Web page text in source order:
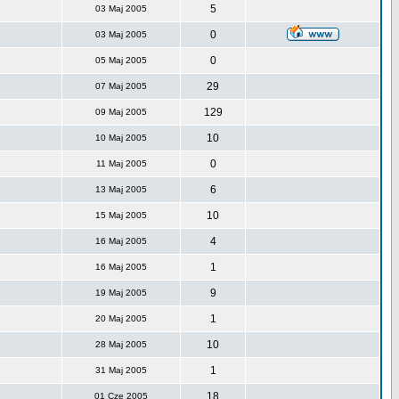
03 Maj 2005 5
03 Maj 2005 0
05 Maj 2005 0
07 Maj 2005 29
09 Maj 2005 129
10 Maj 2005 10
11 Maj 2005 0
13 Maj 2005 6
15 Maj 2005 10
16 Maj 2005 4
16 Maj 2005 1
19 Maj 2005 9
20 Maj 2005 1
28 Maj 2005 10
31 Maj 2005 1
01 Cze 2005 18